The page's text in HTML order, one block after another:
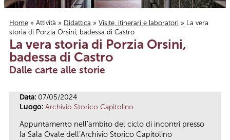
Tu sei qui
Home » Attività » Didattica » Visite, itinerari e laboratori » La vera
storia di Porzia Orsini, badessa di Castro
La vera storia di Porzia Orsini,
badessa di Castro
Dalle carte alle storie
Data: 07/05/2024
Luogo: Archivio Storico Capitolino
Appuntamento nell'ambito del ciclo di incontri presso
la Sala Ovale dell’Archivio Storico Capitolino